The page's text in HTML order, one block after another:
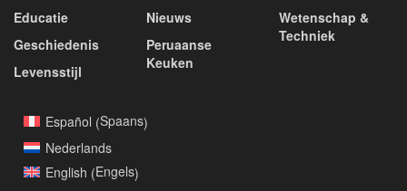
Educatie
Geschiedenis
Levensstijl
Nieuws
Peruaanse
Keuken
Wetenschap &
Techniek
Español (Spaans)
Nederlands
English (Engels)